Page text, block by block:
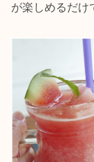
が楽しめるだけ